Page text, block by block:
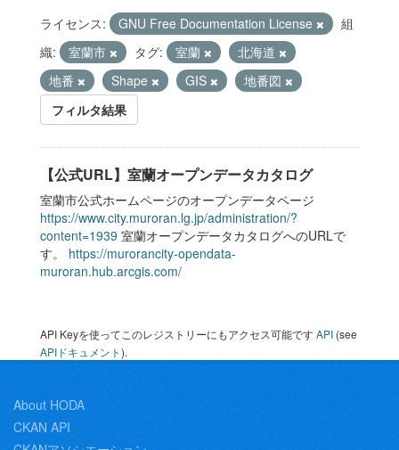
ライセンス: GNU Free Documentation License
組
織:
室蘭市 タグ: 室蘭
北海道
地番
Shape GIS
地番図
フィルタ結果
【公式URL】室蘭オープンデータカタログ
室蘭市公式ホームページのオープンデータページ
https://www.city.muroran.lg.jp/administration/?
content=1939 室蘭オープンデータカタログへのURLで
す。 https://murorancity-opendata-
muroran.hub.arcgis.com/
API Keyを使ってこのレジストリーにもアクセス可能ですAPI (see
APIドキュメント).
About HODA
CKAN API